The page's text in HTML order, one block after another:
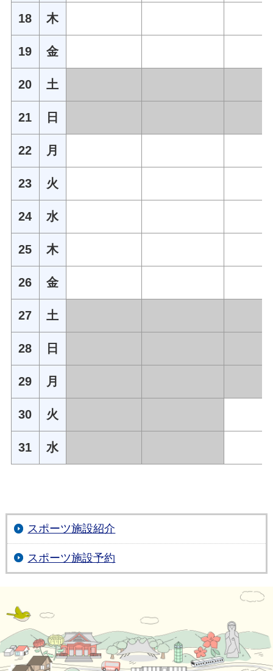
18 木
19 金
20 土
21 日
22 月
23 火
24 水
25 木
26 金
27 土
28 日
29 月
30 火
31 水
スポーツ施設紹介
スポーツ施設予約